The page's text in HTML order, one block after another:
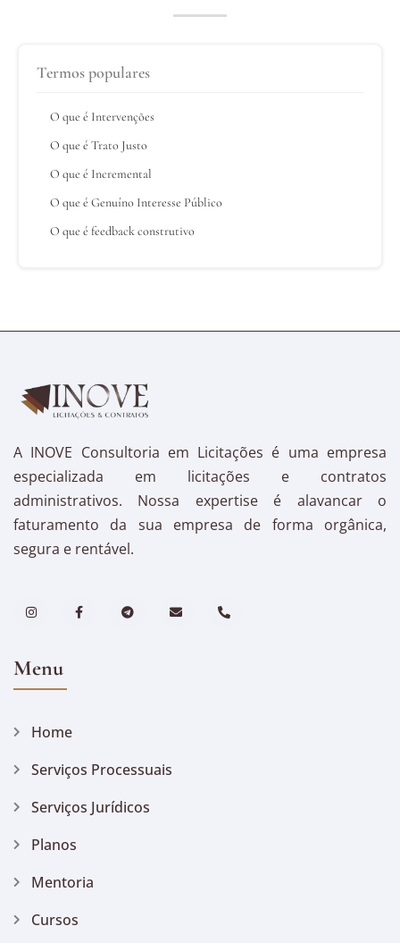
Termos populares
O que é Intervenções
O que é Trato Justo
O que é Incremental
O que é Genuíno Interesse Público
O que é feedback construtivo
A INOVE Consultoria em Licitações é uma empresa
especializada em licitações e contratos
administrativos. Nossa expertise é alavancar o
faturamento da sua empresa de forma orgânica,
segura e rentável.
Menu
Home
Serviços Processuais
Serviços Jurídicos
Planos
Mentoria
Cursos